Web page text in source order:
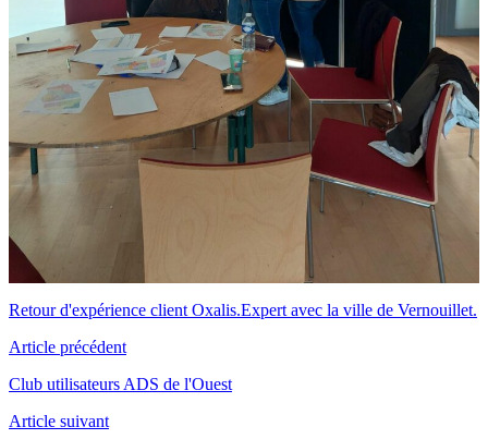
Retour d'expérience client Oxalis.Expert avec la ville de Vernouillet.
Article précédent
Club utilisateurs ADS de l'Ouest
Article suivant